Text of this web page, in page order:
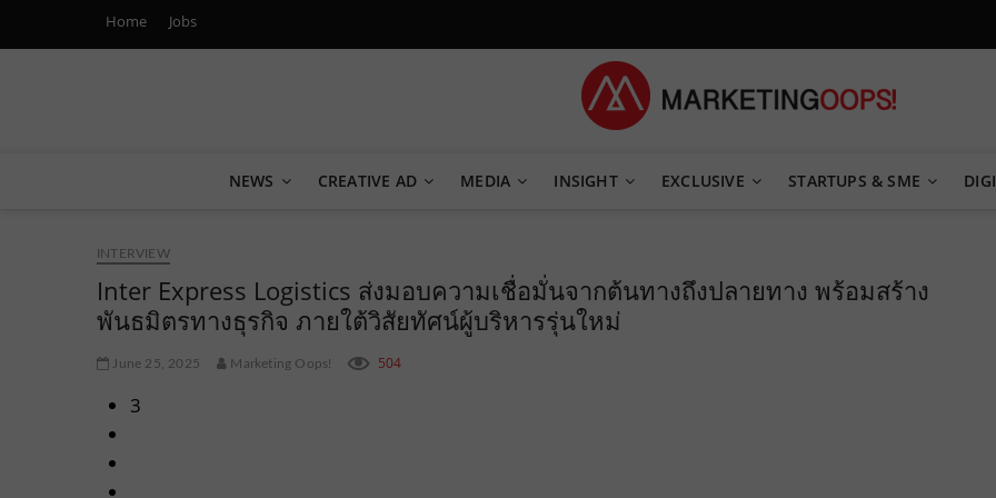
Home Jobs
Marketing Oops!
NEWS CREATIVE AD MEDIA INSIGHT EXCLUSIVE STARTUPS & SME
INTERVIEW
Inter Express Logistics ส่งมอบความเชื่อมั่นจากต้นทางถึงปลายทาง พร้อมสร้าง
พันธมิตรทางธุรกิจ ภายใต้วิสัยทัศน์ผู้บริหารรุ่นใหม่
June 25, 2025 Marketing Oops! 504
3